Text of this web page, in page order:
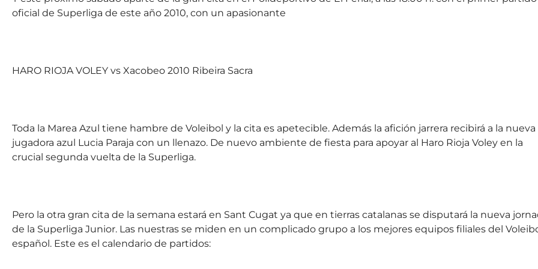
oficial de Superliga de este año 2010, con un apasionante
HARO RIOJA VOLEY vs Xacobeo 2010 Ribeira Sacra
Toda la Marea Azul tiene hambre de Voleibol y la cita es apetecible. Además la afición jarrera recibirá a la nueva
jugadora azul Lucia Paraja con un llenazo. De nuevo ambiente de fiesta para apoyar al Haro Rioja Voley en la
crucial segunda vuelta de la Superliga.
Pero la otra gran cita de la semana estará en Sant Cugat ya que en tierras catalanas se disputará la nueva
de la Superliga Junior. Las nuestras se miden en un complicado grupo a los mejores equipos filiales del
español. Este es el calendario de partidos: